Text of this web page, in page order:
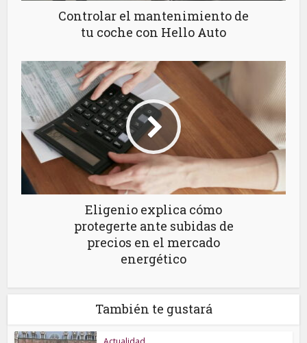
Controlar el mantenimiento de
tu coche con Hello Auto
Eligenio explica cómo
protegerte ante subidas de
precios en el mercado
energético
También te gustará